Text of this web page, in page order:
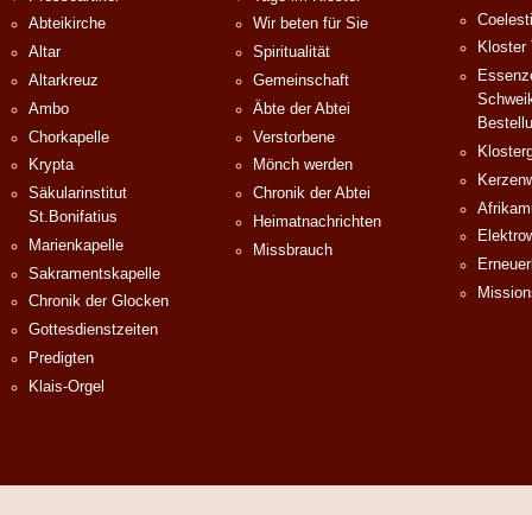
Abteikirche
Altar
Altarkreuz
Ambo
Chorkapelle
Krypta
Säkularinstitut
St.Bonifatius
Marienkapelle
Sakramentskapelle
Chronik der Glocken
Gottesdienstzeiten
Predigten
Klais-Orgel
Wir beten für Sie
Spiritualität
Gemeinschaft
Äbte der Abtei
Verstorbene
Mönch werden
Chronik der Abtei
Heimatnachrichten
Missbrauch
Kloster